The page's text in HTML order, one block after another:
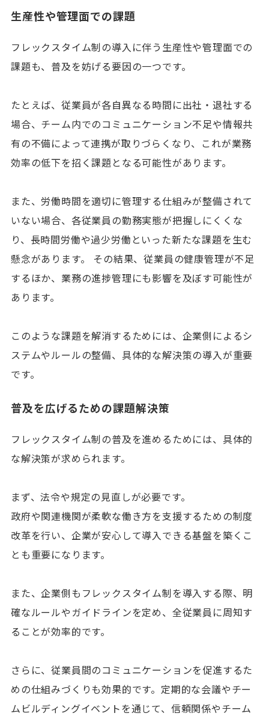
生産性や管理面での課題
フレックスタイム制の導入に伴う生産性や管理面での
課題も、普及を妨げる要因の一つです。
たとえば、従業員が各自異なる時間に出社・退社する
場合、チーム内でのコミュニケーション不足や情報共
有の不備によって連携が取りづらくなり、これが業務
効率の低下を招く課題となる可能性があります。
また、労働時間を適切に管理する仕組みが整備されて
いない場合、各従業員の勤務実態が把握しにくくな
り、長時間労働や過少労働といった新たな課題を生む
懸念があります。 その結果、従業員の健康管理が不足
するほか、業務の進捗管理にも影響を及ぼす可能性が
あります。
このような課題を解消するためには、企業側によるシ
ステムやルールの整備、具体的な解決策の導入が重要
です。
普及を広げるための課題解決策
フレックスタイム制の普及を進めるためには、具体的
な解決策が求められます。
まず、法令や規定の見直しが必要です。
政府や関連機関が柔軟な働き方を支援するための制度
改革を行い、企業が安心して導入できる基盤を築くこ
とも重要になります。
また、企業側もフレックスタイム制を導入する際、明
確なルールやガイドラインを定め、全従業員に周知す
ることが効率的です。
さらに、従業員間のコミュニケーションを促進するた
めの仕組みづくりも効果的です。定期的な会議やチー
ムビルディングイベントを通じて、信頼関係やチーム